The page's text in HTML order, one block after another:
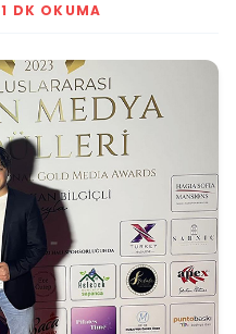
1 DK OKUMA